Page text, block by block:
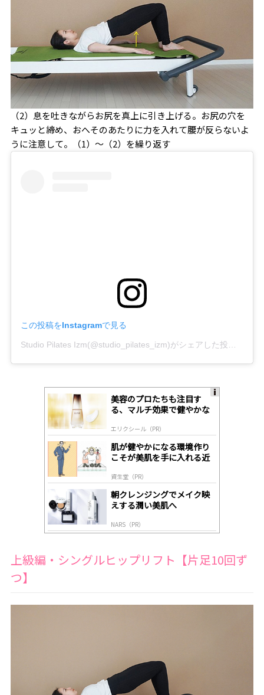
（2）息を吐きながらお尻を真上に引き上げる。お尻の穴を
キュッと締め、おへそのあたりに力を入れて腰が反らないよ
うに注意して。（1）～（2）を繰り返す
この投稿をInstagramで見る
美容のプロたちも注目す
る、マルチ効果で健やかな
エリクシール（PR）
肌が健やかになる環境作り
こそが美肌を手に入れる近
資生堂（PR）
朝クレンジングでメイク映
えする潤い美肌へ
NARS（PR）
上級編・シングルヒップリフト【片足10回ず
つ】